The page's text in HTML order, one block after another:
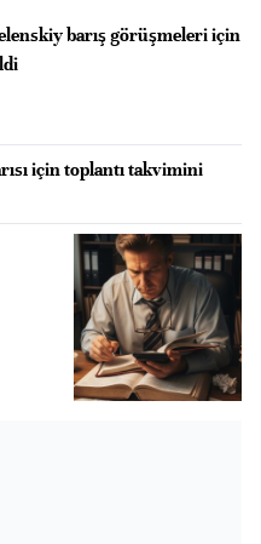
barış görüşmeleri için
için toplantı takvimini